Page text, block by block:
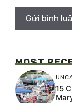
MOST
15